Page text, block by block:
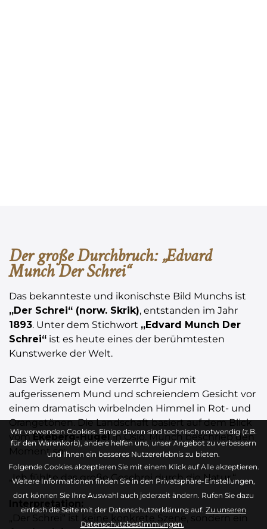
Der große Durchbruch: „Edvard
Munch Der Schrei“
Das bekannteste und ikonischste Bild Munchs ist
„Der Schrei“ (norw. Skrik), entstanden im Jahr
1893. Unter dem Stichwort „Edvard Munch Der
Schrei“ ist es heute eines der berühmtesten
Kunstwerke der Welt.
Das Werk zeigt eine verzerrte Figur mit
aufgerissenem Mund und schreiendem Gesicht vor
einem dramatisch wirbelnden Himmel in Rot- und
Orangetönen. Die Landschaft basiert auf dem Blick
vomEkeberg-Hügelin Oslo. Munch beschrieb den
Moment so:
„Ich fühlte das große Geschrei durch die Natur.“
Interpretation:
„Der Schrei“ ist keine konkrete Szene, sondern ein
Wir verwenden Cookies. Einige davon sind technisch notwendig (z.B.
für den Warenkorb), andere helfen uns, unser Angebot zu verbessern
und Ihnen ein besseres Nutzererlebnis zu bieten.
Folgende Cookies akzeptieren Sie mit einem Klick auf Alle akzeptieren.
Weitere Informationen finden Sie in den Privatsphäre-Einstellungen,
dort können Sie Ihre Auswahl auch jederzeit ändern. Rufen Sie dazu
einfach die Seite mit der Datenschutzerklärung auf. Zu unseren
Datenschutzbestimmungen.